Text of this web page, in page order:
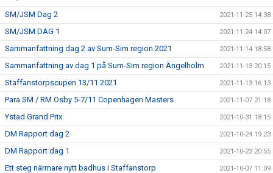
SM/JSM Dag 2 2021-11-25 14:38
SM/JSM DAG 1 2021-11-24 14:07
Sammanfattning dag 2 av Sum-Sim region 2021 2021-11-14 18:58
Sammanfattning av dag 1 på Sum-Sim region Ängelholm 2021-11-13 20:15
Staffanstorpscupen 13/11 2021 2021-11-13 16:13
Para SM / RM Osby 5-7/11 Copenhagen Masters 2021-11-07 21:18
Ystad Grand Prix 2021-10-31 18:15
DM Rapport dag 2 2021-10-24 19:23
DM Rapport dag 1 2021-10-23 20:55
Ett steg närmare nytt badhus i Staffanstorp 2021-10-07 11:09